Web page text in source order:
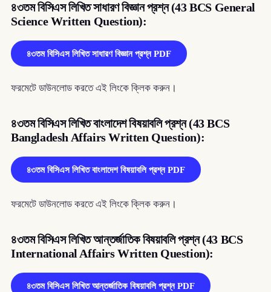
৪৩তম বিসিএস লিখিত সাধারণ বিজ্ঞান প্রশ্ন (43 BCS General
Science Written Question):
৪৩তম বিসিএস লিখিত সাধারণ বিজ্ঞান প্রশ্ন PDF
ফরমেটে ডাউনলোড করতে এই লিংকে ক্লিক করুন।
৪৩তম বিসিএস লিখিত বাংলাদেশ বিষয়াবলি প্রশ্ন (43 BCS
Bangladesh Affairs Written Question):
৪৩তম বিসিএস লিখিত বাংলাদেশ বিষয়াবলি প্রশ্ন PDF
ফরমেটে ডাউনলোড করতে এই লিংকে ক্লিক করুন।
৪৩তম বিসিএস লিখিত আন্তর্জাতিক বিষয়াবলি প্রশ্ন (43 BCS
International Affairs Written Question):
৪৩তম বিসিএস লিখিত আন্তর্জাতিক বিষয়াবলি প্রশ্ন PDF